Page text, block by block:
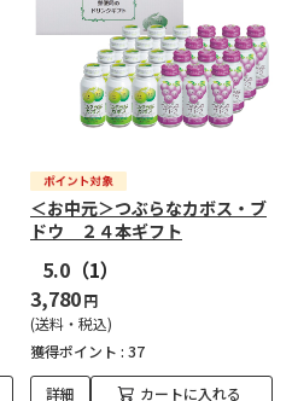
＜お中元＞つぶらなカボス・ブ
ドウ ２４本ギフト
5.0 （1）
3,780円
(送料・税込)
獲得ポイント : 37
詳細 カートに入れる